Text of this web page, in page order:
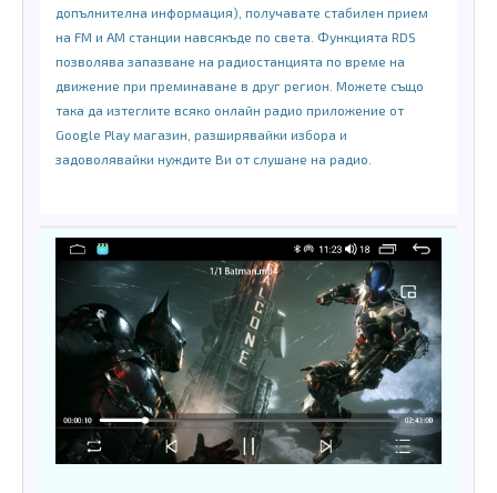
допълнителна информация), получавате стабилен прием
на FM и AM станции навсякъде по света. Функцията RDS
позволява запазване на радиостанцията по време на
движение при преминаване в друг регион. Можете също
така да изтеглите всяко онлайн радио приложение от
Google Play магазин, разширявайки избора и
задоволявайки нуждите Ви от слушане на радио.